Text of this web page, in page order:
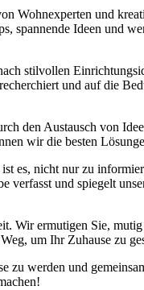
Wohnexperten und
spannende Ideen und
stilvollen
und auf die
den Austausch von
wir die besten
es, nicht nur zu
und spiegelt
Wir ermutigen Sie,
um Ihr Zuhause zu
zu werden und